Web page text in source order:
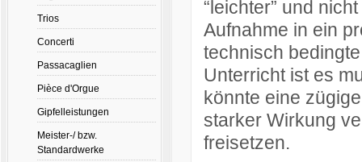
Trios
Concerti
Passacaglien
Pièce d'Orgue
Gipfelleistungen
Meister-/ bzw.
Standardwerke
“leichter” und
Aufnahme in ein
technisch
Unterricht ist es
könnte eine
starker Wirkung
freisetzen.